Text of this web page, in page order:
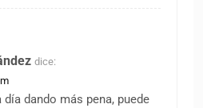
dice:
día dando más pena, puede